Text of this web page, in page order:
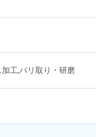
工,バリ取り・研磨